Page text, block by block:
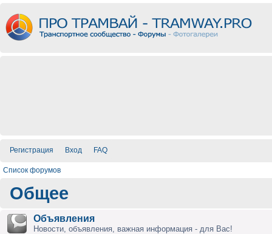
Регистрация Вход FAQ
Список форумов
Общее
Объявления
Новости, объявления, важная информация - для Вас!